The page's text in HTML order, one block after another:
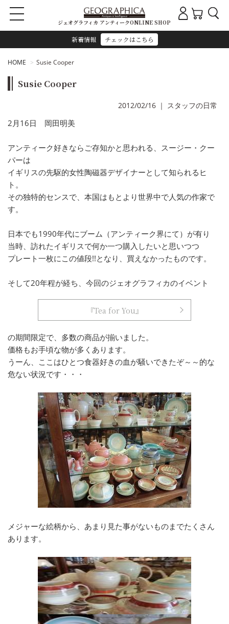
新着情報 チェックはこちら
ジェオグラフィカ アンティークONLINE SHOP
HOME Susie Cooper
Susie Cooper
2012/02/16 ｜ スタッフの日常
2月16日 岡田明美
アンティーク好きならご存知かと思われる、スージー・クー
パーは
イギリスの先駆的女性陶磁器デザイナーとして知られるヒ
ト。
その独特的センスで、本国はもとより世界中で人気の作家で
す。
日本でも1990年代にブーム（アンティーク界にて）が有り
当時、訪れたイギリスで何か一つ購入したいと思いつつ
プレート一枚にこの値段!!となり、買えなかったものです。
そして20年程が経ち、今回のジェオグラフィカのイベント
『Tea for You』
の期間限定で、多数の商品が揃いました。
価格もお手頃な物が多くあります。
うーん、ここはひとつ食器好きの血が騒いできたぞ～～的な
危ない状況です・・・
メジャーな絵柄から、あまり見た事がないものまでたくさん
あります。